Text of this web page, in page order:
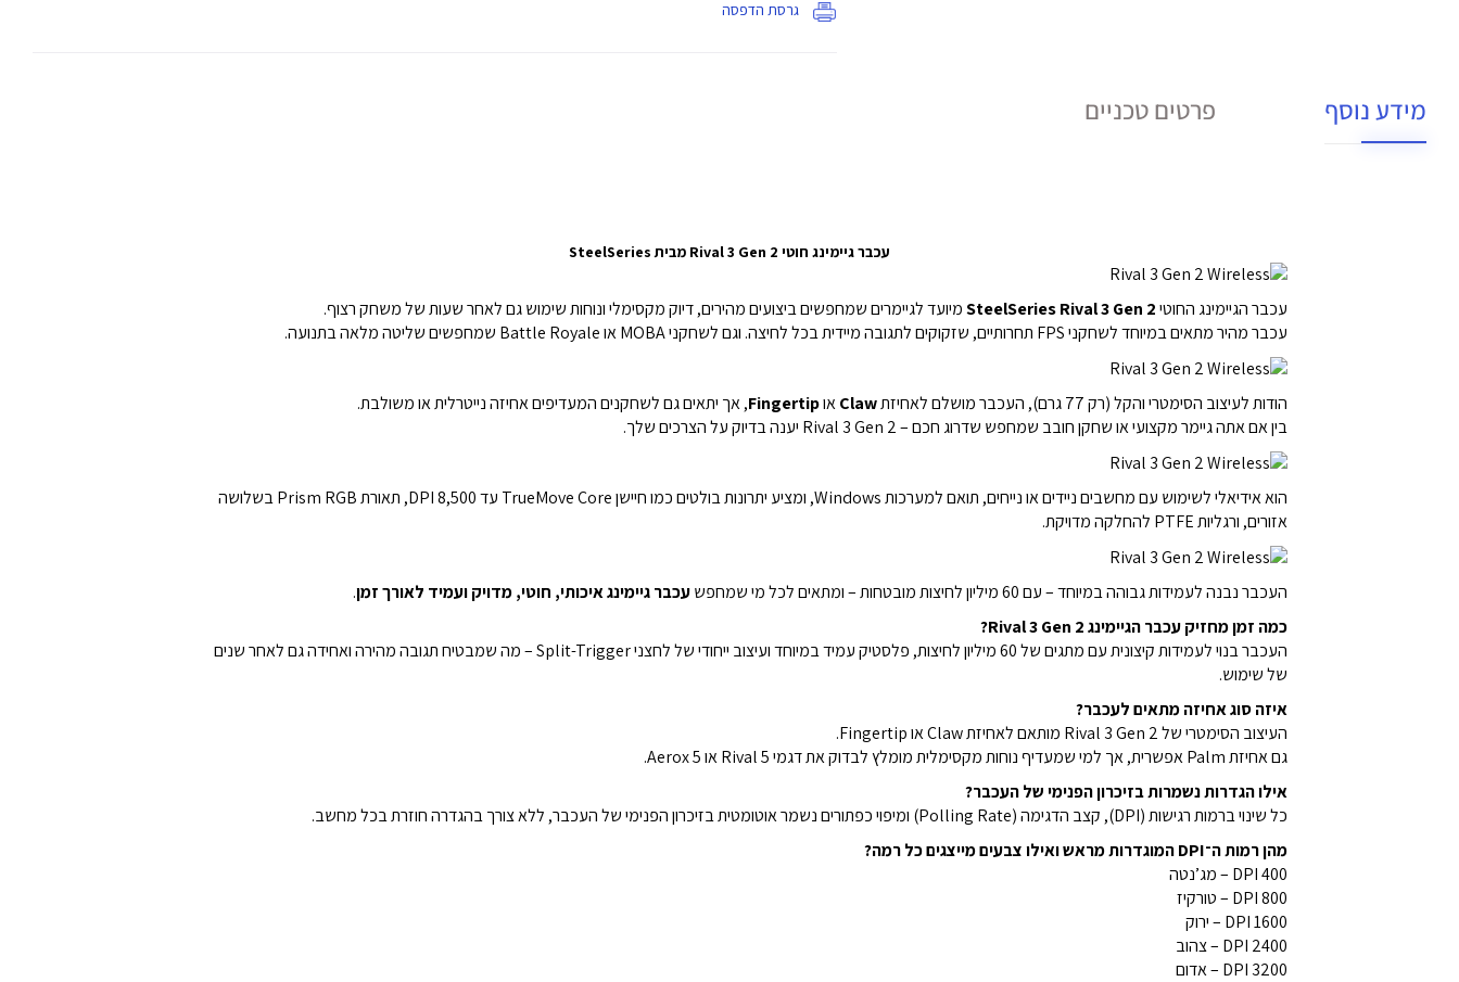
גרסת הדפסה
מידע נוסף פרטים טכניים
עכבר גיימינג חוטי Rival 3 Gen 2 מבית SteelSeries
עכבר הגיימינג החוטיSteelSeries Rival 3 Gen 2מיועד לגיימרים שמחפשים ביצועים מהירים, דיוק מקסימלי ונוחות שימוש גם לאחר שעות של משחק רצוף.
עכבר מהיר מתאים במיוחד לשחקני FPS תחרותיים, שזקוקים לתגובה מיידית בכל לחיצה. וגם לשחקני MOBA או Battle Royale שמחפשים שליטה מלאה בתנועה.
הודות לעיצוב הסימטרי והקל (רק 77 גרם), העכבר מושלם לאחיזת ClawאוFingertip, אך יתאים גם לשחקנים המעדיפים אחיזה נייטרלית או משולבת.
בין אם אתה גיימר מקצועי או שחקן חובב שמחפש שדרוג חכם – Rival 3 Gen 2 יענה בדיוק על הצרכים שלך.
הוא אידיאלי לשימוש עם מחשבים ניידים או נייחים, תואם למערכות Windows, ומציע יתרונות בולטים כמו חיישן TrueMove Core עד 8,500 DPI, תאורת Prism RGB בשלושה
אזורים, ורגליות PTFE להחלקה מדויקת.
העכבר נבנה לעמידות גבוהה במיוחד – עם 60 מיליון לחיצות מובטחות – ומתאים לכל מי שמחפש עכבר גיימינג איכותי, חוטי, מדויק ועמיד לאורך זמן.
כמה זמן מחזיק עכבר הגיימינג Rival 3 Gen 2?
העכבר בנוי לעמידות קיצונית עם מתגים של 60 מיליון לחיצות, פלסטיק עמיד במיוחד ועיצוב ייחודי של לחצני Split-Trigger – מה שמבטיח תגובה מהירה ואחידה גם לאחר שנים
של שימוש.
איזה סוג אחיזה מתאים לעכבר?
העיצוב הסימטרי של Rival 3 Gen 2 מותאם לאחיזת Claw או Fingertip.
גם אחיזת Palm אפשרית, אך למי שמעדיף נוחות מקסימלית מומלץ לבדוק את דגמי Rival 5 או Aerox 5.
אילו הגדרות נשמרות בזיכרון הפנימי של העכבר?
כל שינוי ברמות רגישות (DPI), קצב הדגימה (Polling Rate) ומיפוי כפתורים נשמר אוטומטית בזיכרון הפנימי של העכבר, ללא צורך בהגדרה חוזרת בכל מחשב.
מהן רמות ה־DPI המוגדרות מראש ואילו צבעים מייצגים כל רמה?
400 DPI – מג’נטה
800 DPI – טורקיז
1600 DPI – ירוק
2400 DPI – צהוב
3200 DPI – אדום